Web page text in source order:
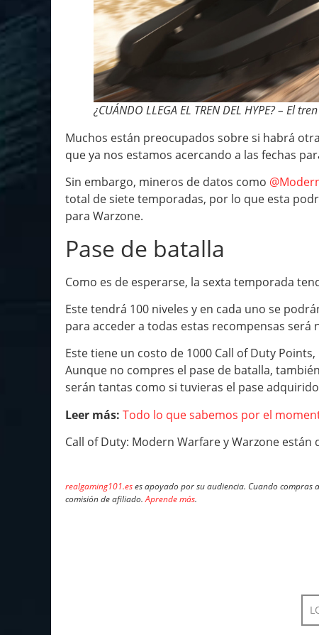
¿CUÁNDO LLEGA EL TREN DEL HYPE? – El
Muchos están preocupados sobre si habrá
que ya nos estamos acercando a las fechas
Sin embargo, mineros de datos como
total de siete temporadas, por lo que esta
para Warzone.
Pase de batalla
Como es de esperarse, la sexta temporada
Este tendrá 100 niveles y en cada uno se
para acceder a todas estas recompensas será
Este tiene un costo de 1000 Call of Duty
Aunque no compres el pase de batalla,
serán tantas como si tuvieras el pase
Leer más: Todo lo que sabemos por el
Call of Duty: Modern Warfare y Warzone están
realgaming101.eses apoyado por su audiencia. Cuando compras
comisión de afiliado.Aprende más.